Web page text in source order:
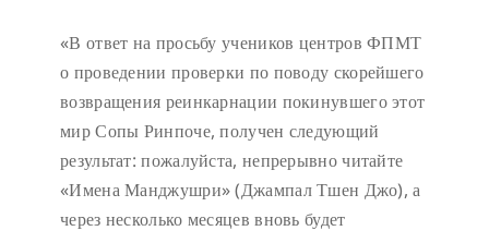
«В ответ на просьбу учеников центров ФПМТ
о проведении проверки по поводу скорейшего
возвращения реинкарнации покинувшего этот
мир Сопы Ринпоче, получен следующий
результат: пожалуйста, непрерывно читайте
«Имена Манджушри» (Джампал Тшен Джо), а
через несколько месяцев вновь будет